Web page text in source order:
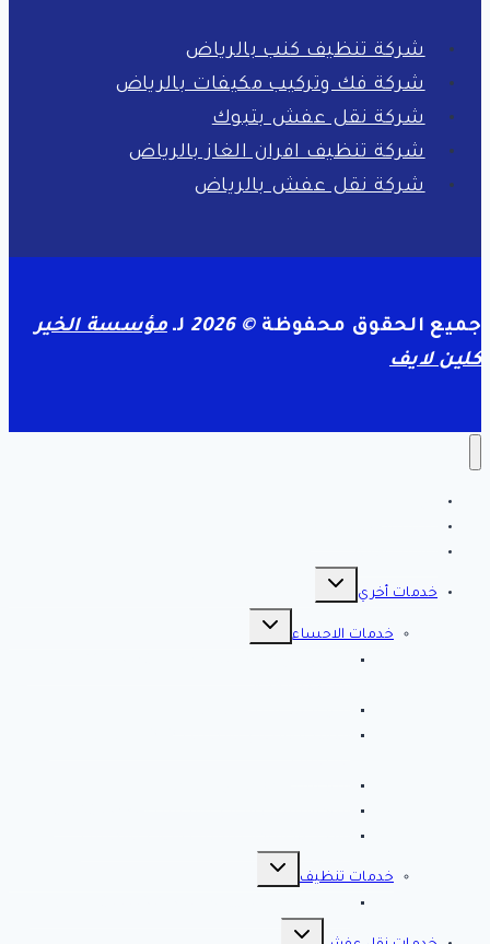
شركة تنظيف كنب بالرياض
شركة فك وتركيب مكيفات بالرياض
شركة نقل عفش بتبوك
شركة تنظيف افران الغاز بالرياض
شركة نقل عفش بالرياض
جميع الحقوق محفوظة© 2026 لـمؤسسة الخير
كلين لايف
خدمات أخري
تبديل
القائمة
خدمات الاحساء
تبديل
القائمة
خدمات تنظيف
تبديل
القائمة
تبديل